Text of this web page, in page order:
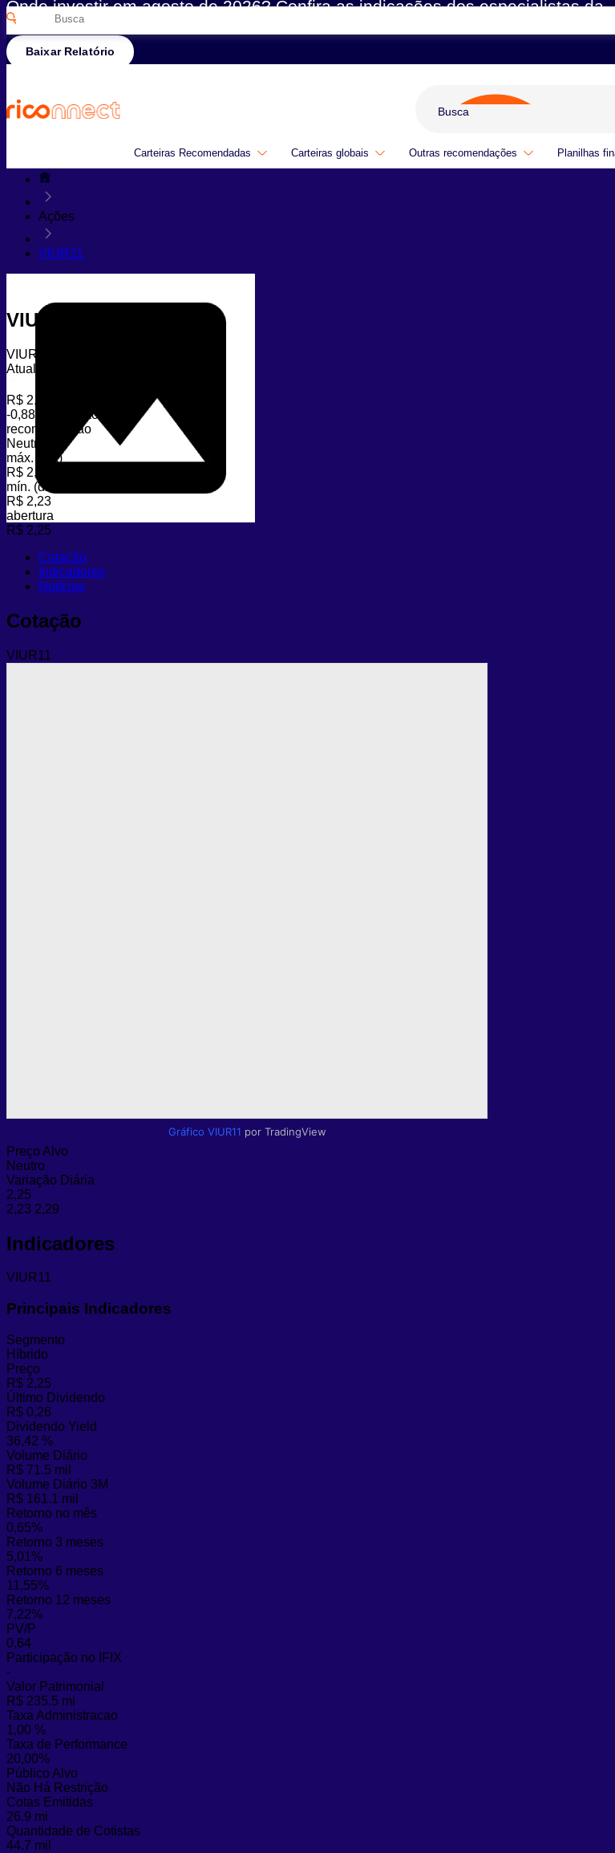
Pesquisar
por:
Onde investir em agosto de 2026? Confira as indicações dos especialistas da
Rico
Baixar Relatório
Carteiras Recomendadas Carteiras globais Outras recomendações Planilhas
Ações
VIUR11
VIUR11
VIUR11
Atualizado em 06/08/2026 às 15h17
R$ 2,25
-0,88%
variação (dia)
recomendação
Neutro
máx. (dia)
R$ 2,29
mín. (dia)
R$ 2,23
abertura
R$ 2,25
Cotação
Indicadores
Notícias
Cotação
VIUR11
Gráfico VIUR11 por TradingView
Preço Alvo
Neutro
Variação Diária
2,25
2,23 2,29
Indicadores
VIUR11
Principais Indicadores
Segmento
Híbrido
Preço
R$ 2,25
Último Dividendo
R$ 0,26
Dividendo Yield
36,42 %
Volume Diário
R$ 71.5 mil
Volume Diário 3M
R$ 161.1 mil
Retorno no mês
0,65%
Retorno 3 meses
5,01%
Retorno 6 meses
11,55%
Retorno 12 meses
7,22%
PV/P
0,64
Participação no IFIX
-
Valor Patrimonial
R$ 235.5 mi
Taxa Administracao
1,00 %
Taxa de Performance
20,00%
Público Alvo
Não Há Restrição
Cotas Emitidas
26.9 mi
Quantidade de Cotistas
44.7 mil